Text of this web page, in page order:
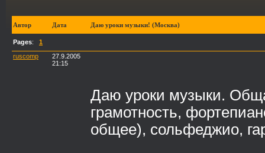
Автор Дата Даю уроки музыки! (Москва)
Pages: 1
ruscomp
27.9.2005
21:15
Даю уроки музыки.
грамотность,
общее), сольфеджио,